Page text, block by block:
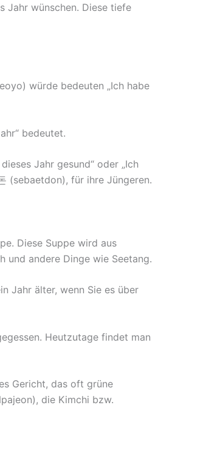
Jahr wünschen. Diese tiefe
würde bedeuten „Ich habe
bedeutet.
Jahr gesund“ oder „Ich
(sebaetdon), für ihre Jüngeren.
Diese Suppe wird aus
und andere Dinge wie Seetang.
Jahr älter, wenn Sie es über
Heutzutage findet man
Gericht, das oft grüne
die Kimchi bzw.